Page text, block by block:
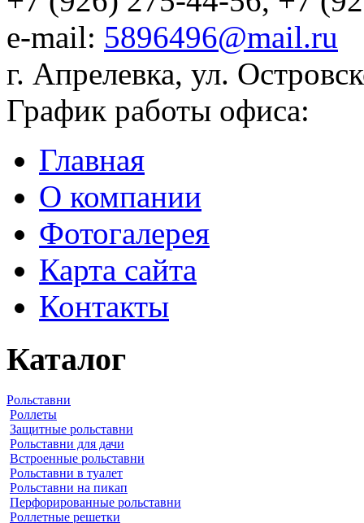
e-mail: 5896496@mail.ru
г. Апрелевка, ул.
График работы офиса:
Главная
О компании
Фотогалерея
Карта сайта
Контакты
Каталог
Рольставни
Роллеты
Защитные рольставни
Рольставни для дачи
Встроенные рольставни
Рольставни в туалет
Рольставни на пикап
Перфорированные рольставни
Роллетные решетки